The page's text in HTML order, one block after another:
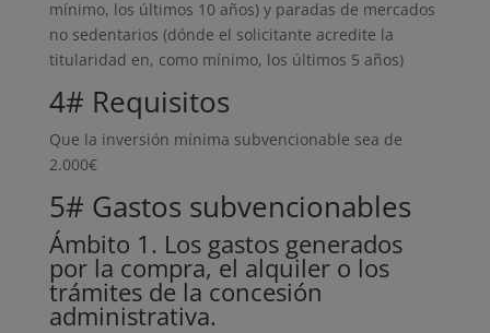
mínimo, los últimos 10 años) y paradas de mercados
no sedentarios (dónde el solicitante acredite la
titularidad en, como mínimo, los últimos 5 años)
4# Requisitos
Que la inversión mínima subvencionable sea de
2.000€
5# Gastos subvencionables
Ámbito 1. Los gastos generados
por la compra, el alquiler o los
trámites de la concesión
administrativa.